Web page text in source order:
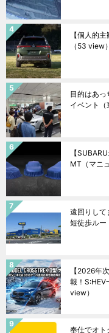
【個人的
（53 view）
目的はあ
イベント（
【
MT（マニ
遠回りして
短徒歩ルー
【2026年
報！S:HEV
view）
奉仕でオト